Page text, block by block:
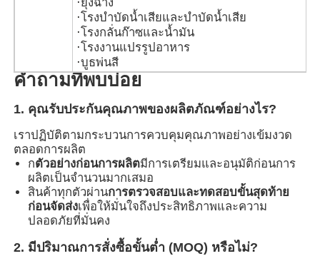
·โรงบำบัดน้ำเสียและบำบัดน้ำเสีย
·โรงกลั่นก๊าซและน้ำมัน
·โรงงานแปรรูปอาหาร
·บูธพ่นสี
คำถามที่พบบ่อย
1. คุณรับประกันคุณภาพของผลิตภัณฑ์อย่างไร?
เราปฏิบัติตามกระบวนการควบคุมคุณภาพอย่างเข้มงวด
ตลอดการผลิต
กตัวอย่างก่อนการผลิตมีการเตรียมและอนุมัติก่อนการ
ผลิตเป็นจำนวนมากเสมอ
สินค้าทุกตัวผ่านการตรวจสอบและทดสอบขั้นสุดท้าย
ก่อนจัดส่งเพื่อให้มั่นใจถึงประสิทธิภาพและความ
ปลอดภัยที่มั่นคง
2. มีปริมาณการสั่งซื้อขั้นต่ำ (MOQ) หรือไม่?